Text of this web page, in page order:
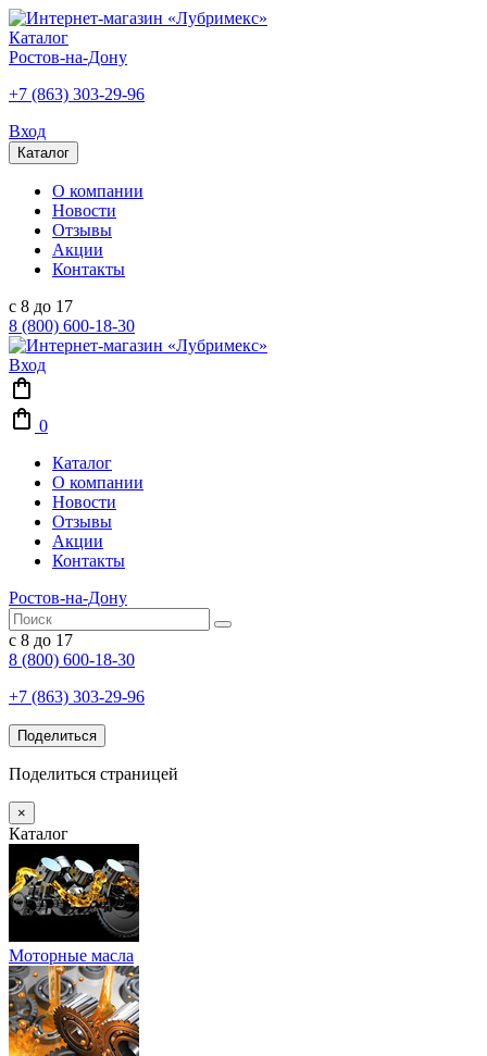
Каталог
Ростов-на-Дону
+7 (863) 303-29-96
Вход
Каталог
О компании
Новости
Отзывы
Акции
Контакты
с 8 до 17
8 (800) 600-18-30
Вход
0
Каталог
О компании
Новости
Отзывы
Акции
Контакты
Ростов-на-Дону
с 8 до 17
8 (800) 600-18-30
+7 (863) 303-29-96
Поделиться
Поделиться страницей
×
Каталог
Моторные масла